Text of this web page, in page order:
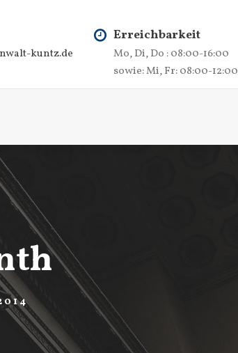
kuntz.de
Erreichbarkeit
Mo, Di, Do : 08:00-16:00
sowie: Mi, Fr: 08:00-12:00